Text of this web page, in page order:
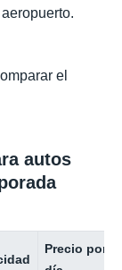
el
autos
Precio por